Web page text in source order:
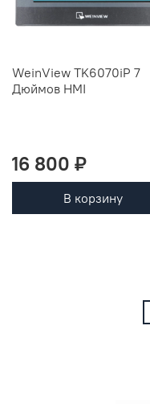
WeinView TK6070iP 7
Дюймов HMI
16 800 ₽
В корзину